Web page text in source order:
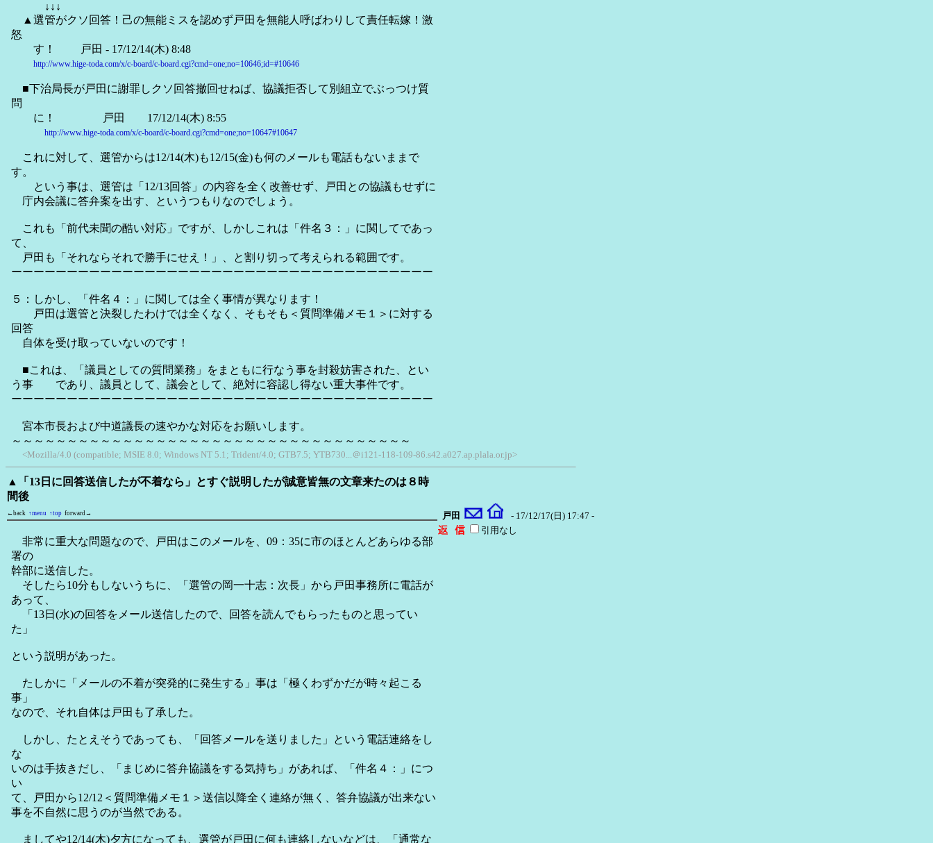
↓↓↓
▲選管がクソ回答！己の無能ミスを認めず戸田を無能人呼ばわりして責任転嫁！激
怒
す！ 戸田 - 17/12/14(木) 8:48
http://www.hige-toda.com/x/c-board/c-board.cgi?cmd=one;no=10646;id=#10646
■下治局長が戸田に謝罪しクソ回答撤回せねば、協議拒否して別組立でぶっつけ質
問
に！ 戸田 17/12/14(木) 8:55
http://www.hige-toda.com/x/c-board/c-board.cgi?cmd=one;no=10647#10647
これに対して、選管からは12/14(木)も12/15(金)も何のメールも電話もないままで
す。
という事は、選管は「12/13回答」の内容を全く改善せず、戸田との協議もせずに
庁内会議に答弁案を出す、というつもりなのでしょう。
これも「前代未聞の酷い対応」ですが、しかしこれは「件名３：」に関してであっ
て、
戸田も「それならそれで勝手にせえ！」、と割り切って考えられる範囲です。
ーーーーーーーーーーーーーーーーーーーーーーーーーーーーーーーーーーーーーー
５：しかし、「件名４：」に関しては全く事情が異なります！
戸田は選管と決裂したわけでは全くなく、そもそも＜質問準備メモ１＞に対する
回答
自体を受け取っていないのです！
■これは、「議員としての質問業務」をまともに行なう事を封殺妨害された、とい
う事 であり、議員として、議会として、絶対に容認し得ない重大事件です。
ーーーーーーーーーーーーーーーーーーーーーーーーーーーーーーーーーーーーーー
宮本市長および中道議長の速やかな対応をお願いします。
～～～～～～～～～～～～～～～～～～～～～～～～～～～～～～～～～～～～
<Mozilla/4.0 (compatible; MSIE 8.0; Windows NT 5.1; Trident/4.0; GTB7.5; YTB730...＠i121-118-109-86.s42.a027.ap.plala.or.jp>
▲「13日に回答送信したが不着なら」とすぐ説明したが誠意皆無の文章来たのは８時
間後
←back ↑menu ↑top forward→ 戸田 - 17/12/17(日) 17:47 -
非常に重大な問題なので、戸田はこのメールを、09：35に市のほとんどあらゆる部
署の
幹部に送信した。
そしたら10分もしないうちに、「選管の岡一十志：次長」から戸田事務所に電話が
あって、
「13日(水)の回答をメール送信したので、回答を読んでもらったものと思ってい
た」
という説明があった。
たしかに「メールの不着が突発的に発生する」事は「極くわずかだが時々起こる
事」
なので、それ自体は戸田も了承した。
しかし、たとえそうであっても、「回答メールを送りました」という電話連絡をし
な
いのは手抜きだし、「まじめに答弁協議をする気持ち」があれば、「件名４：」につ
い
て、戸田から12/12＜質問準備メモ１＞送信以降全く連絡が無く、答弁協議が出来ない
事を不自然に思うのが当然である。
ましてや12/14(木)夕方になっても、選管が戸田に何も連絡しないなどは、「通常な
引用なし